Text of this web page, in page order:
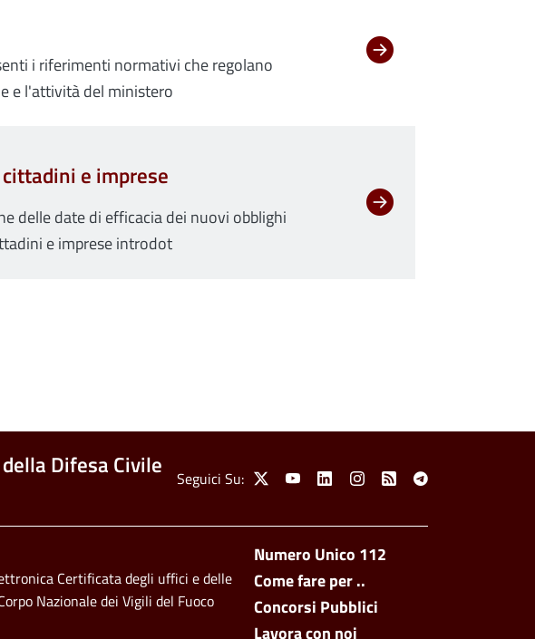
i riferimenti normativi che regolano
e l'attività del ministero
e imprese
delle date di efficacia dei nuovi obblighi
e imprese introdot
Difesa Civile Social Menu
Seguici Su: X YoutubeLinkedinInstagram
Feed Telegram
Footer side
Numero Unico 112
Come fare per ..
Concorsi Pubblici
Lavora con noi
Certificata degli uffici e delle
Nazionale dei Vigili del Fuoco